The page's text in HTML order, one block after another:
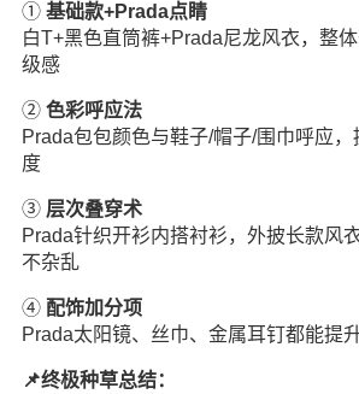
① 基础款+Prada点睛
白T+黑色直筒裤+Prada尼龙风衣，整
级感
② 色彩呼应法
Prada包包颜色与鞋子/帽子/围巾呼应，
度
③ 层次叠穿术
Prada针织开衫内搭衬衫，外披长款风
不杂乱
④ 配饰加分项
Prada太阳镜、丝巾、金属耳钉都能提
📌终极种草总结：